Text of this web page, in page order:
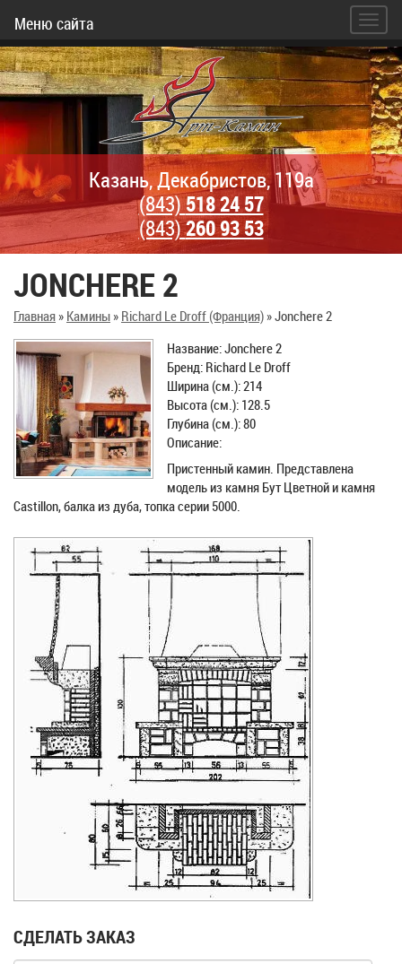
Меню сайта
Казань, Декабристов, 119а
(843)518 24 57
(843)260 93 53
JONCHERE 2
Главная» Камины» Richard Le Droff (Франция)»Jonchere 2
Название: Jonchere 2
Бренд: Richard Le Droff
Ширина (см.): 214
Высота (см.): 128.5
Глубина (см.): 80
Описание:
Пристенный камин. Представлена
модель из камня Бут Цветной и камня
Castillon, балка из дуба, топка серии 5000.
СДЕЛАТЬ ЗАКАЗ